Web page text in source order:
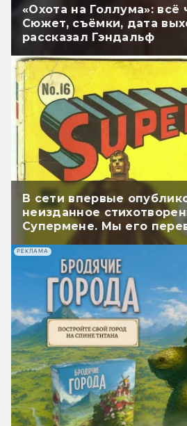
«Охота на Голлума»: всё
Сюжет, съёмки, дата
рассказал Гэндальф
В сети впервые
неизданное
Супермене. Мы его
РЕКЛАМА